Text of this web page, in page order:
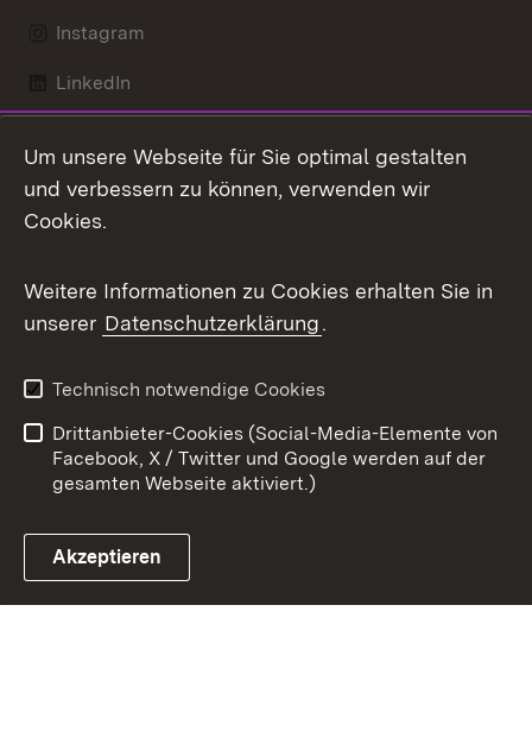
Instagram
LinkedIn
X / Twitter
Youtube
Link zum Landesportal
Kontakt
Datenschutz
Barrierefreiheit
Impressum
Cookies
Um unsere Webseite für Sie optimal gestalten
und verbessern zu können, verwenden wir
Cookies.
Weitere Informationen zu Cookies erhalten Sie in
unserer Datenschutzerklärung.
Technisch notwendige Cookies
Drittanbieter-Cookies (Social-Media-Elemente von
Facebook, X / Twitter und Google werden auf der
gesamten Webseite aktiviert.)
Akzeptieren